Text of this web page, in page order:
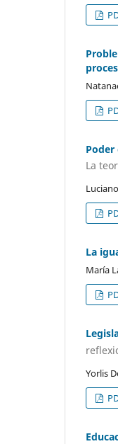
La
La
María
Yorlis